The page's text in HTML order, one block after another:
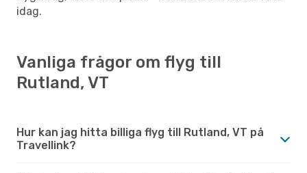
idag.
Vanliga frågor om flyg till
Rutland, VT
Hur kan jag hitta billiga flyg till Rutland, VT på
Travellink?